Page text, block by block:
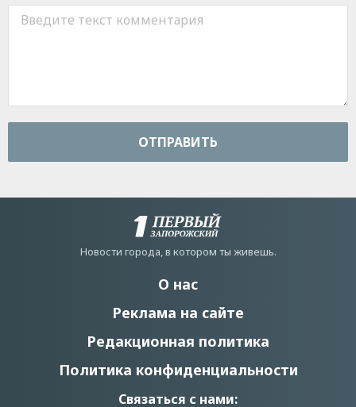
ОТПРАВИТЬ
Новости города, в котором ты живешь.
О нас
Реклама на сайте
Редакционная политика
Политика конфиденциальности
Связаться с нами: